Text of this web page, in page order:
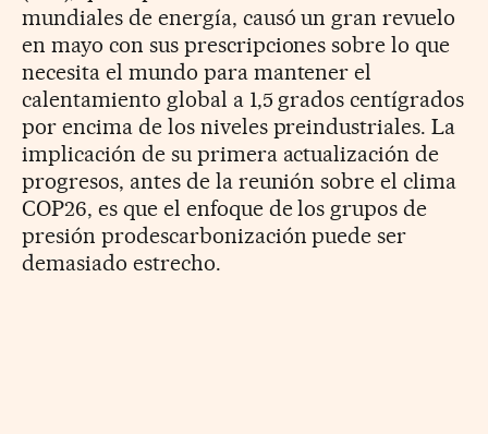
mundiales de energía, causó un gran revuelo
en mayo con sus prescripciones sobre lo que
necesita el mundo para mantener el
calentamiento global a 1,5 grados centígrados
por encima de los niveles preindustriales. La
implicación de su primera actualización de
progresos, antes de la reunión sobre el clima
COP26, es que el enfoque de los grupos de
presión prodescarbonización puede ser
demasiado estrecho.